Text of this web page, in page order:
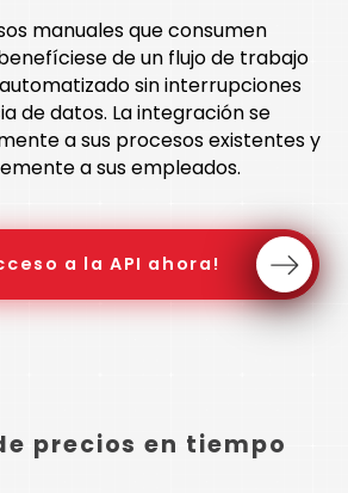
manuales que consumen
de un flujo de trabajo
sin interrupciones
de datos. La integración se
a sus procesos existentes y
a sus empleados.
a la API ahora!
precios en tiempo